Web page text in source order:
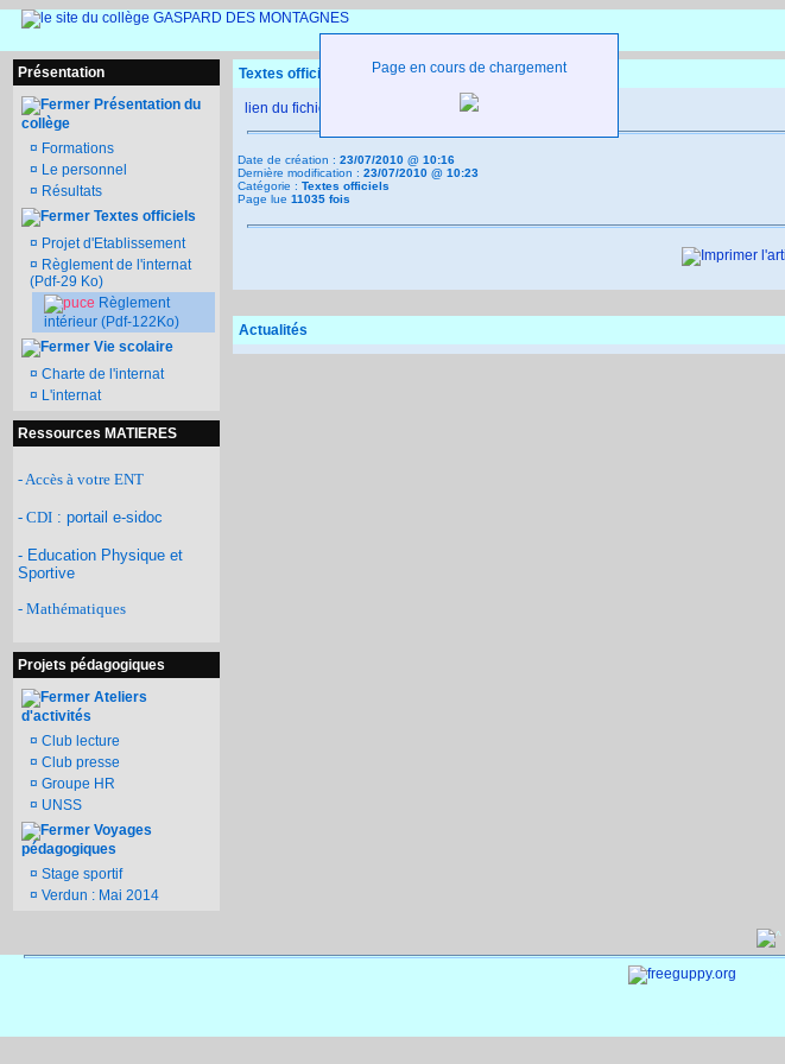
Page en cours de chargement
Présentation
Présentation du
collège
¤ Formations
¤ Le personnel
¤ Résultats
Textes officiels
¤ Projet d'Etablissement
¤ Règlement de l'internat
(Pdf-29 Ko)
Règlement
intérieur (Pdf-122Ko)
Vie scolaire
¤ Charte de l'internat
¤ L'internat
Ressources MATIERES
- Accès à votre ENT
- CDI : portail e-sidoc
- Education Physique et
Sportive
- Mathématiques
Projets pédagogiques
Ateliers
d'activités
¤ Club lecture
¤ Club presse
¤ Groupe HR
¤ UNSS
Voyages
pédagogiques
¤ Stage sportif
¤ Verdun : Mai 2014
Textes officiels - Règlement intérieur (Pdf-122Ko)
lien du fichier pdf
Date de création : 23/07/2010 @ 10:16
Dernière modification : 23/07/2010 @ 10:23
Catégorie : Textes officiels
Page lue 11035 fois
Actualités